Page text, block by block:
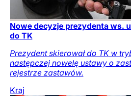
Nowe decyzje prezydenta ws.
do TK
Prezydent skierował do TK w
następczej nowelę ustawy o
rejestrze zastawów.
Kraj